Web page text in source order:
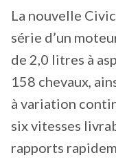
La nouvelle
série d’un
de 2,0 litres à
158 chevaux,
à variation
six vitesses
rapports